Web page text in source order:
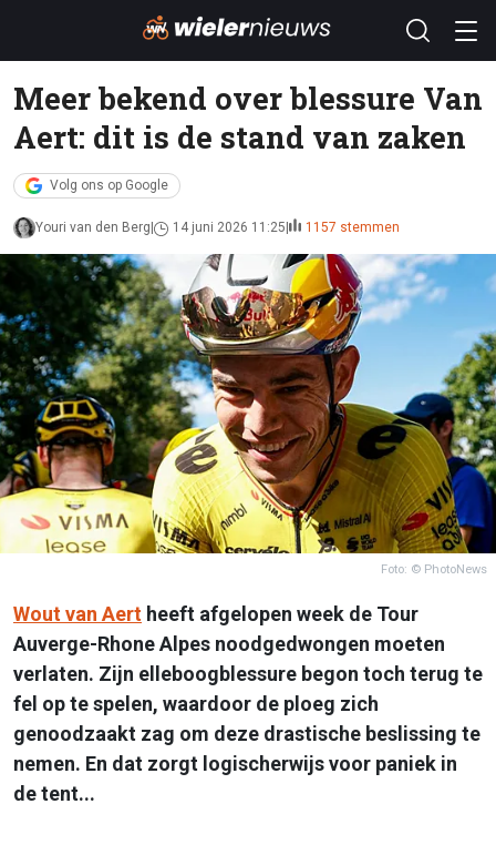
Meer bekend over blessure Van
Aert: dit is de stand van zaken
Volg ons op Google
Youri van den Berg 14 juni 2026 11:25 1157 stemmen
Foto: © PhotoNews
Wout van Aert heeft afgelopen week de Tour
Auverge-Rhone Alpes noodgedwongen moeten
verlaten. Zijn elleboogblessure begon toch terug te
fel op te spelen, waardoor de ploeg zich
genoodzaakt zag om deze drastische beslissing te
nemen. En dat zorgt logischerwijs voor paniek in
de tent...